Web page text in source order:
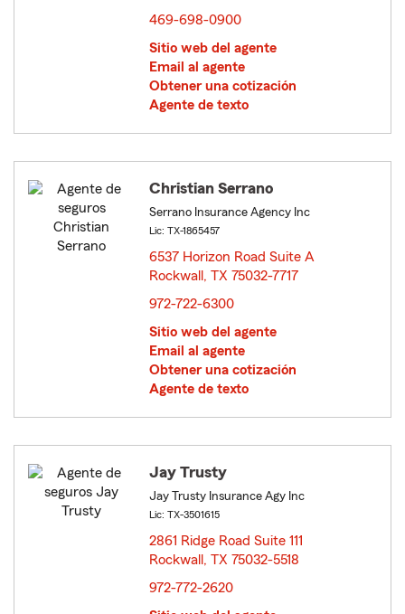
469-698-0900
Sitio web del agente
Email al agente
Obtener una cotización
Agente de texto
Christian Serrano
Serrano Insurance Agency Inc
Lic: TX-1865457
6537 Horizon Road Suite A
Rockwall, TX 75032-7717
972-722-6300
Sitio web del agente
Email al agente
Obtener una cotización
Agente de texto
Jay Trusty
Jay Trusty Insurance Agy Inc
Lic: TX-3501615
2861 Ridge Road Suite 111
Rockwall, TX 75032-5518
972-772-2620